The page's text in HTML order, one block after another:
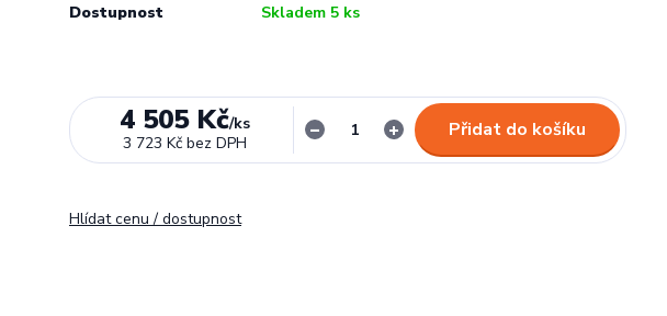
Dostupnost Skladem 5 ks
4 505 Kč/ks
3 723 Kč bez DPH
Přidat do košíku
Hlídat cenu / dostupnost